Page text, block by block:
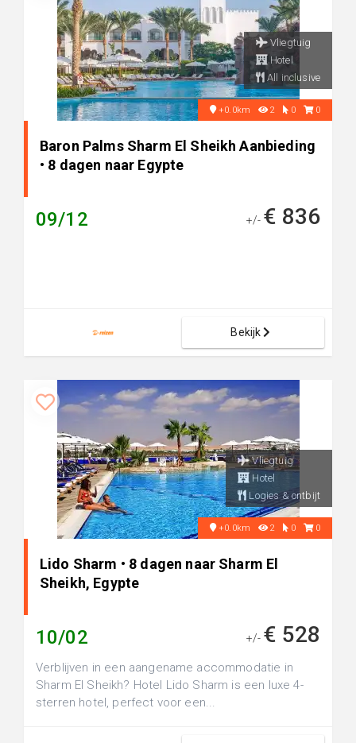
Vliegtuig
Hotel
All inclusive
+0.0km 2 0 0
Baron Palms Sharm El Sheikh Aanbieding
• 8 dagen naar Egypte
09/12 +/- € 836
Bekijk
Vliegtuig
Hotel
Logies & ontbijt
+0.0km 2 0 0
Lido Sharm • 8 dagen naar Sharm El
Sheikh, Egypte
10/02 +/- € 528
Verblijven in een aangename accommodatie in
Sharm El Sheikh? Hotel Lido Sharm is een luxe 4-
sterren hotel, perfect voor een...